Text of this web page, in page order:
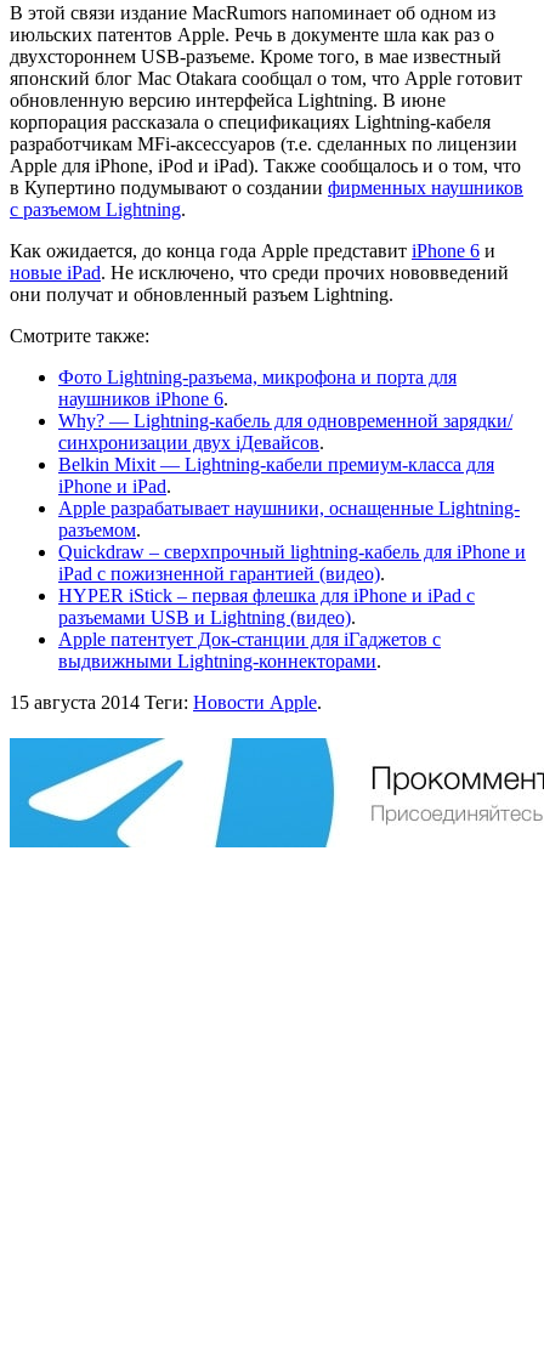
В этой связи издание MacRumors напоминает об одном из
июльских патентов Apple. Речь в документе шла как раз о
двухстороннем USB-разъеме. Кроме того, в мае известный
японский блог Mac Otakara сообщал о том, что Apple готовит
обновленную версию интерфейса Lightning. В июне
корпорация рассказала о спецификациях Lightning-кабеля
разработчикам MFi-аксессуаров (т.е. сделанных по лицензии
Apple для iPhone, iPod и iPad). Также сообщалось и о том, что
в Купертино подумывают о создании фирменных наушников
с разъемом Lightning.
Как ожидается, до конца года Apple представит iPhone 6 и
новые iPad. Не исключено, что среди прочих нововведений
они получат и обновленный разъем Lightning.
Смотрите также:
Фото Lightning-разъема, микрофона и порта для
наушников iPhone 6.
Why? — Lightning-кабель для одновременной зарядки/
синхронизации двух iДевайсов.
Belkin Mixit — Lightning-кабели премиум-класса для
iPhone и iPad.
Apple разрабатывает наушники, оснащенные Lightning-
разъемом.
Quickdraw – сверхпрочный lightning-кабель для iPhone и
iPad с пожизненной гарантией (видео).
HYPER iStick – первая флешка для iPhone и iPad с
разъемами USB и Lightning (видео).
Apple патентует Док-станции для iГаджетов с
выдвижными Lightning-коннекторами.
15 августа 2014 Теги: Новости Apple.